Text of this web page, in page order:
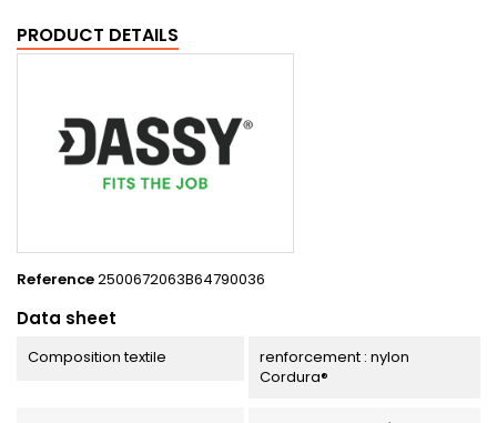
PRODUCT DETAILS
Reference2500672063B64790036
Data sheet
Composition textile
renforcement : nylon
Cordura®